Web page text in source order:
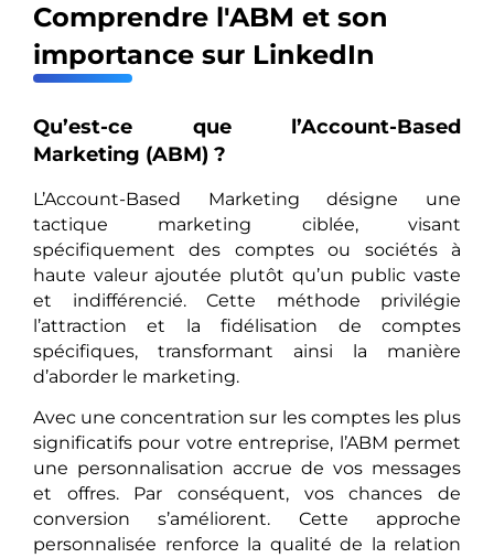
Comprendre l'ABM et son
importance sur LinkedIn
Qu’est-ce que l’Account-Based
Marketing (ABM) ?
L’Account-Based Marketing désigne une
tactique marketing ciblée, visant
spécifiquement des comptes ou sociétés à
haute valeur ajoutée plutôt qu’un public vaste
et indifférencié. Cette méthode privilégie
l’attraction et la fidélisation de comptes
spécifiques, transformant ainsi la manière
d’aborder le marketing.
Avec une concentration sur les comptes les plus
significatifs pour votre entreprise, l’ABM permet
une personnalisation accrue de vos messages
et offres. Par conséquent, vos chances de
conversion s’améliorent. Cette approche
personnalisée renforce la qualité de la relation